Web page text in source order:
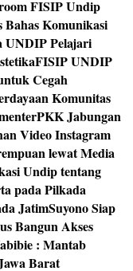
FISIP Undip
Komunikasi
UNDIP Pelajari
FISIP UNDIP
Cegah
Komunitas
PKK Jabungan
Video Instagram
lewat Media
Undip tentang
pada Pilkada
JatimSuyono Siap
Bangun Akses
: Mantab
Barat